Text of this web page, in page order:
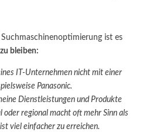
ist es
bleiben:
IT-Unternehmen nicht mit einer
Panasonic.
Dienstleistungen und Produkte
oder regional macht oft mehr Sinn als
viel einfacher zu erreichen.